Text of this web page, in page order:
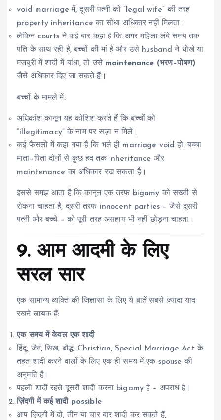
void marriage में, दूसरी पत्नी को “legal wife” की तरह
property inheritance का सीधा अधिकार नहीं मिलता।
लेकिन courts ने कई बार कहा है कि अगर महिला लंबे समय तक
पति के साथ रही है, बच्चों की मां है और उसे husband ने धोखे या
मजबूरी में शादी में बांधा, तो उसे maintenance (भरण–पोषण)
जैसे अधिकार दिए जा सकते हैं।
बच्चों के मामले में:
अधिकांश कानून यह कोशिश करते हैं कि बच्चों को
“illegitimacy” के नाम पर सज़ा न मिले।
कई फैसलों में कहा गया है कि भले ही marriage void हो, बच्चा
माता–पिता दोनों से कुछ हद तक inheritance और
maintenance का अधिकार रख सकता है।
इससे समझ आता है कि कानून एक तरफ bigamy को सख्ती से
रोकना चाहता है, दूसरी तरफ innocent parties – जैसे दूसरी
पत्नी और बच्चे – को पूरी तरह असहाय भी नहीं छोड़ना चाहता।
9. आम आदमी के लिए
सरल सार
एक सामान्य व्यक्ति की जिज्ञासा के लिए ये बातें सबसे ज़्यादा याद
रखने लायक हैं:
एक समय में केवल एक शादी
हिंदू, जैन, सिख, बौद्ध, Christian, Special Marriage Act के
तहत शादी करने वालों के लिए एक ही समय में एक spouse की
अनुमति है।
पहली शादी रहते दूसरी शादी करना bigamy है – अपराध है।
ज़िंदगी में कई शादी possible
आप ज़िंदगी में दो, तीन या चार बार शादी कर सकते हैं,